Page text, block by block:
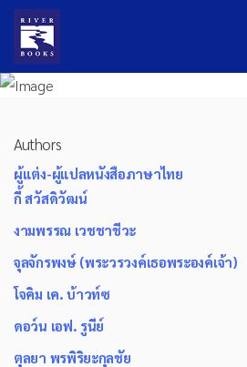
Authors
ผู้แต่ง-ผู้แปลหนังสือภาษาไทย
กี้ สวัสดิวัฒน์
งามพรรณ เวชชาชีวะ
จุลจักรพงษ์ (พระวรวงค์เธอพระองค์เจ้า)
โจคิม เค. บ้าวท์ซ
ดอว์น เอฟ. รูนีย์
ตุลยา พรพิริยะกุลชัย